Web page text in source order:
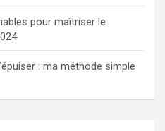
pour maîtriser le
: ma méthode simple